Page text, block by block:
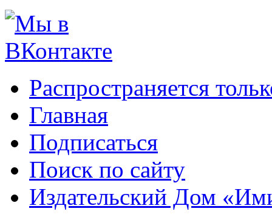
Распространяется
Главная
Подписаться
Поиск по сайту
Издательский Дом